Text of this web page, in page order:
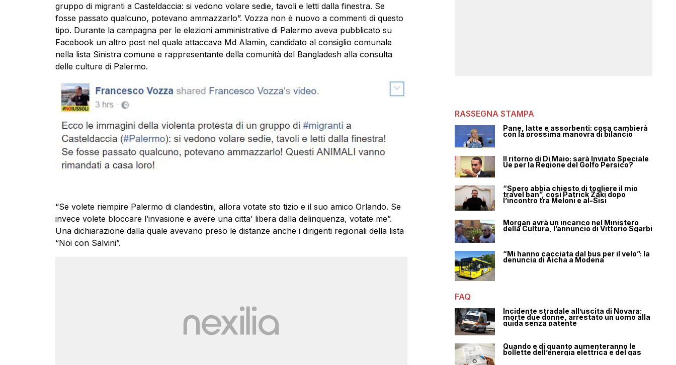
gruppo di migranti a Casteldaccia: si vedono volare sedie, tavoli e letti dalla finestra. Se
fosse passato qualcuno, potevano ammazzarlo”. Vozza non è nuovo a commenti di questo
tipo. Durante la campagna per le elezioni amministrative di Palermo aveva pubblicato su
Facebook un altro post nel quale attaccava Md Alamin, candidato al consiglio comunale
nella lista Sinistra comune e rappresentante della comunità del Bangladesh alla consulta
delle culture di Palermo.
“Se volete riempire Palermo di clandestini, allora votate sto tizio e il suo amico Orlando. Se
invece volete bloccare l’invasione e avere una citta’ libera dalla delinquenza, votate me”.
Una dichiarazione dalla quale avevano preso le distanze anche i dirigenti regionali della lista
“Noi con Salvini”.
RASSEGNA STAMPA
Pane, latte e assorbenti: cosa cambierà
con la prossima manovra di bilancio
Il ritorno di Di Maio: sarà Inviato Speciale
Ue per la Regione del Golfo Persico?
“Spero abbia chiesto di togliere il mio
travel ban”, così Patrick Zaki dopo
l’incontro tra Meloni e al-Sisi
Morgan avrà un incarico nel Ministero
della Cultura, l’annuncio di Vittorio Sgarbi
“Mi hanno cacciata dal bus per il velo”: la
denuncia di Aicha a Modena
FAQ
Incidente stradale all’uscita di Novara:
morte due donne, arrestato un uomo alla
guida senza patente
Quando e di quanto aumenteranno le
bollette dell’energia elettrica e del gas